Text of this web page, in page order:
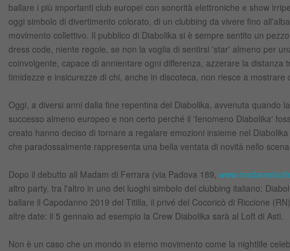
ballare i più importanti club europei con sonorità elettroniche e show
oggi simbolo di divertimento colorato, di un clubbing da vivere fino
movimento collettivo. Il pubblico di Diabolika si è sempre sentito un
dress code, niente regole, se non la voglia di sentirsi 'star' almeno per
coinvolgente, capace di annientare ogni differenza, azzerare la distanza
timidezze e insicurezze di chi, anche in discoteca, non riesce a mostrare
Oggi, a diversi anni dalla fine repentina del Diabolika, avvenuta quando
successo almeno europeo e non certo perché il 'fenomeno Diabolika'
creato hanno deciso di tornare a regalare emozioni insieme nel
che paradossalmente rappresenta una bella ventata di novità nello
Dopo il debutto all Madam di Ferrara (via Padova 189,
altro party, tra l'altro in uno dei luoghi simbolo del clubbing italiano:
ballare il Capodanno 2019 del Titilla, il privé del Cocoricò di Riccione
altre date: il 5 gennaio ad esempio la Crew Diabolika sarà al Loft di Asti.
Non è un caso che un mondo in eterno movimento come la nightlife